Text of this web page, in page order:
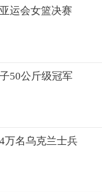
运会女篮决赛
50公斤级冠军
万名乌克兰士兵